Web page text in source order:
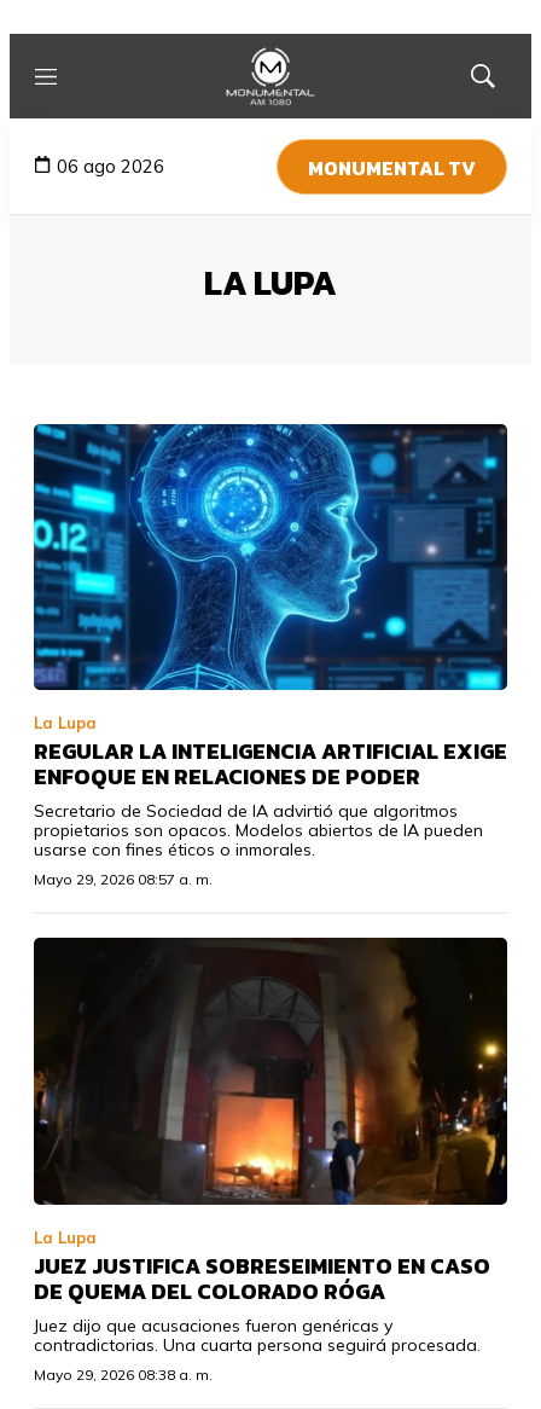
Menú
Mostrar
06 ago 2026 MONUMENTAL TV
LA LUPA
La Lupa
REGULAR LA INTELIGENCIA ARTIFICIAL EXIGE
ENFOQUE EN RELACIONES DE PODER
Secretario de Sociedad de IA advirtió que algoritmos
propietarios son opacos. Modelos abiertos de IA pueden
usarse con fines éticos o inmorales.
Mayo 29, 2026 08:57 a. m.
La Lupa
JUEZ JUSTIFICA SOBRESEIMIENTO EN CASO
DE QUEMA DEL COLORADO RÓGA
Juez dijo que acusaciones fueron genéricas y
contradictorias. Una cuarta persona seguirá procesada.
Mayo 29, 2026 08:38 a. m.